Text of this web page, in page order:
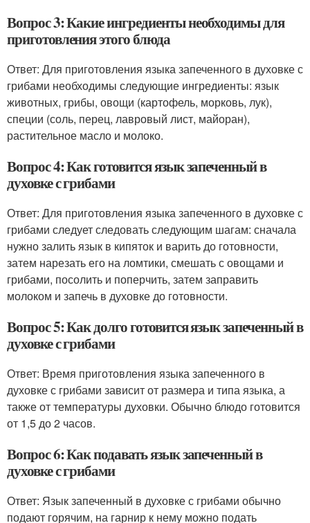
Вопрос 3: Какие ингредиенты необходимы для
приготовления этого блюда
Ответ: Для приготовления языка запеченного в духовке с
грибами необходимы следующие ингредиенты: язык
животных, грибы, овощи (картофель, морковь, лук),
специи (соль, перец, лавровый лист, майоран),
растительное масло и молоко.
Вопрос 4: Как готовится язык запеченный в
духовке с грибами
Ответ: Для приготовления языка запеченного в духовке с
грибами следует следовать следующим шагам: сначала
нужно залить язык в кипяток и варить до готовности,
затем нарезать его на ломтики, смешать с овощами и
грибами, посолить и поперчить, затем заправить
молоком и запечь в духовке до готовности.
Вопрос 5: Как долго готовится язык запеченный в
духовке с грибами
Ответ: Время приготовления языка запеченного в
духовке с грибами зависит от размера и типа языка, а
также от температуры духовки. Обычно блюдо готовится
от 1,5 до 2 часов.
Вопрос 6: Как подавать язык запеченный в
духовке с грибами
Ответ: Язык запеченный в духовке с грибами обычно
подают горячим, на гарнир к нему можно подать